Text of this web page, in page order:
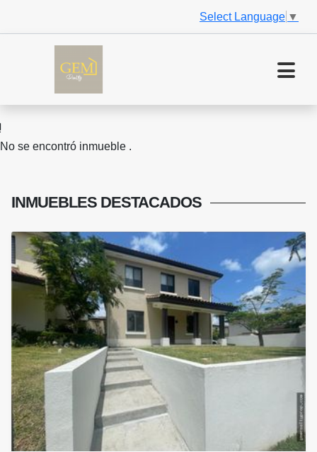
Select Language ▼
No se encontró inmueble .
INMUEBLES DESTACADOS